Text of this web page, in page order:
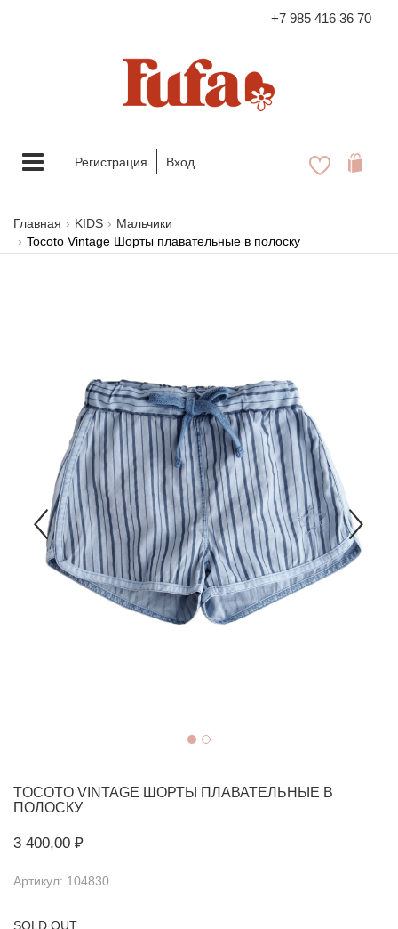
+7 985 416 36 70
FASHION FAMILY STORE
Меню Регистрация Вход
Главная KIDS
Мальчики
Tocoto Vintage Шорты плавательные в полоску
TOCOTO VINTAGE ШОРТЫ ПЛАВАТЕЛЬНЫЕ В
ПОЛОСКУ
3 400,00 ₽
Артикул: 104830
SOLD OUT